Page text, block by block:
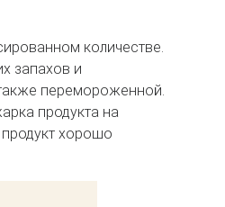
количестве.
запахов и
перемороженной.
продукта на
хорошо